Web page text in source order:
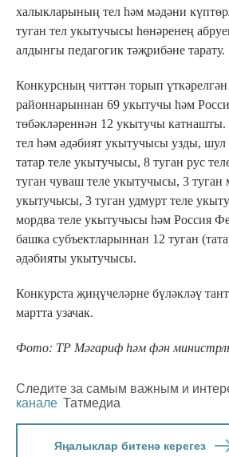
халыкларының тел һәм мәдәни
туган тел укытучысы һөнәренең
алдынгы педагогик тәҗрибәне тарату.
Конкурсның читтән торып үткәрелгән
районнарыннан 69 укытучы һәм
төбәкләреннән 12 укытучы катнашты.
тел һәм әдәбият укытучысы узды, шул
татар теле укытучысы, 8 туган рус
туган чуваш теле укытучысы, 3 туган
укытучысы, 3 туган удмурт теле
мордва теле укытучысы һәм Россия
башка субъектларыннан 12 туган
әдәбияты укытучысы.
Конкурста җиңүчеләрне бүләкләү
мартта узачак.
Фото: ТР Мәгариф һәм фән
Следите за самым важным и
канале Татмедиа
Яңалыклар битенә керегез